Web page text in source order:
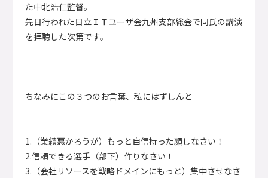
た中北浩仁監督。
先日行われた日立ＩＴユーザ会九州支部総会で同氏の講演
を拝聴した次第です。
ちなみにこの３つのお言葉、私にはずしんと
1.（業績悪かろうが）もっと自信持った顔しなさい！
2.信頼できる選手（部下）作りなさい！
3.（会社リソースを戦略ドメインにもっと）集中させなさ